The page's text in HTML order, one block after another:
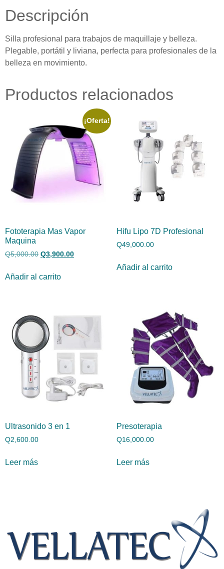
Descripción
Silla profesional para trabajos de maquillaje y belleza.
Plegable, portátil y liviana, perfecta para profesionales de la
belleza en movimiento.
Productos relacionados
¡Oferta!
Fototerapia Mas Vapor
Maquina
Q5,000.00 Q3,900.00
Añadir al carrito
Hifu Lipo 7D Profesional
Q49,000.00
Añadir al carrito
Ultrasonido 3 en 1
Q2,600.00
Leer más
Presoterapia
Q16,000.00
Leer más